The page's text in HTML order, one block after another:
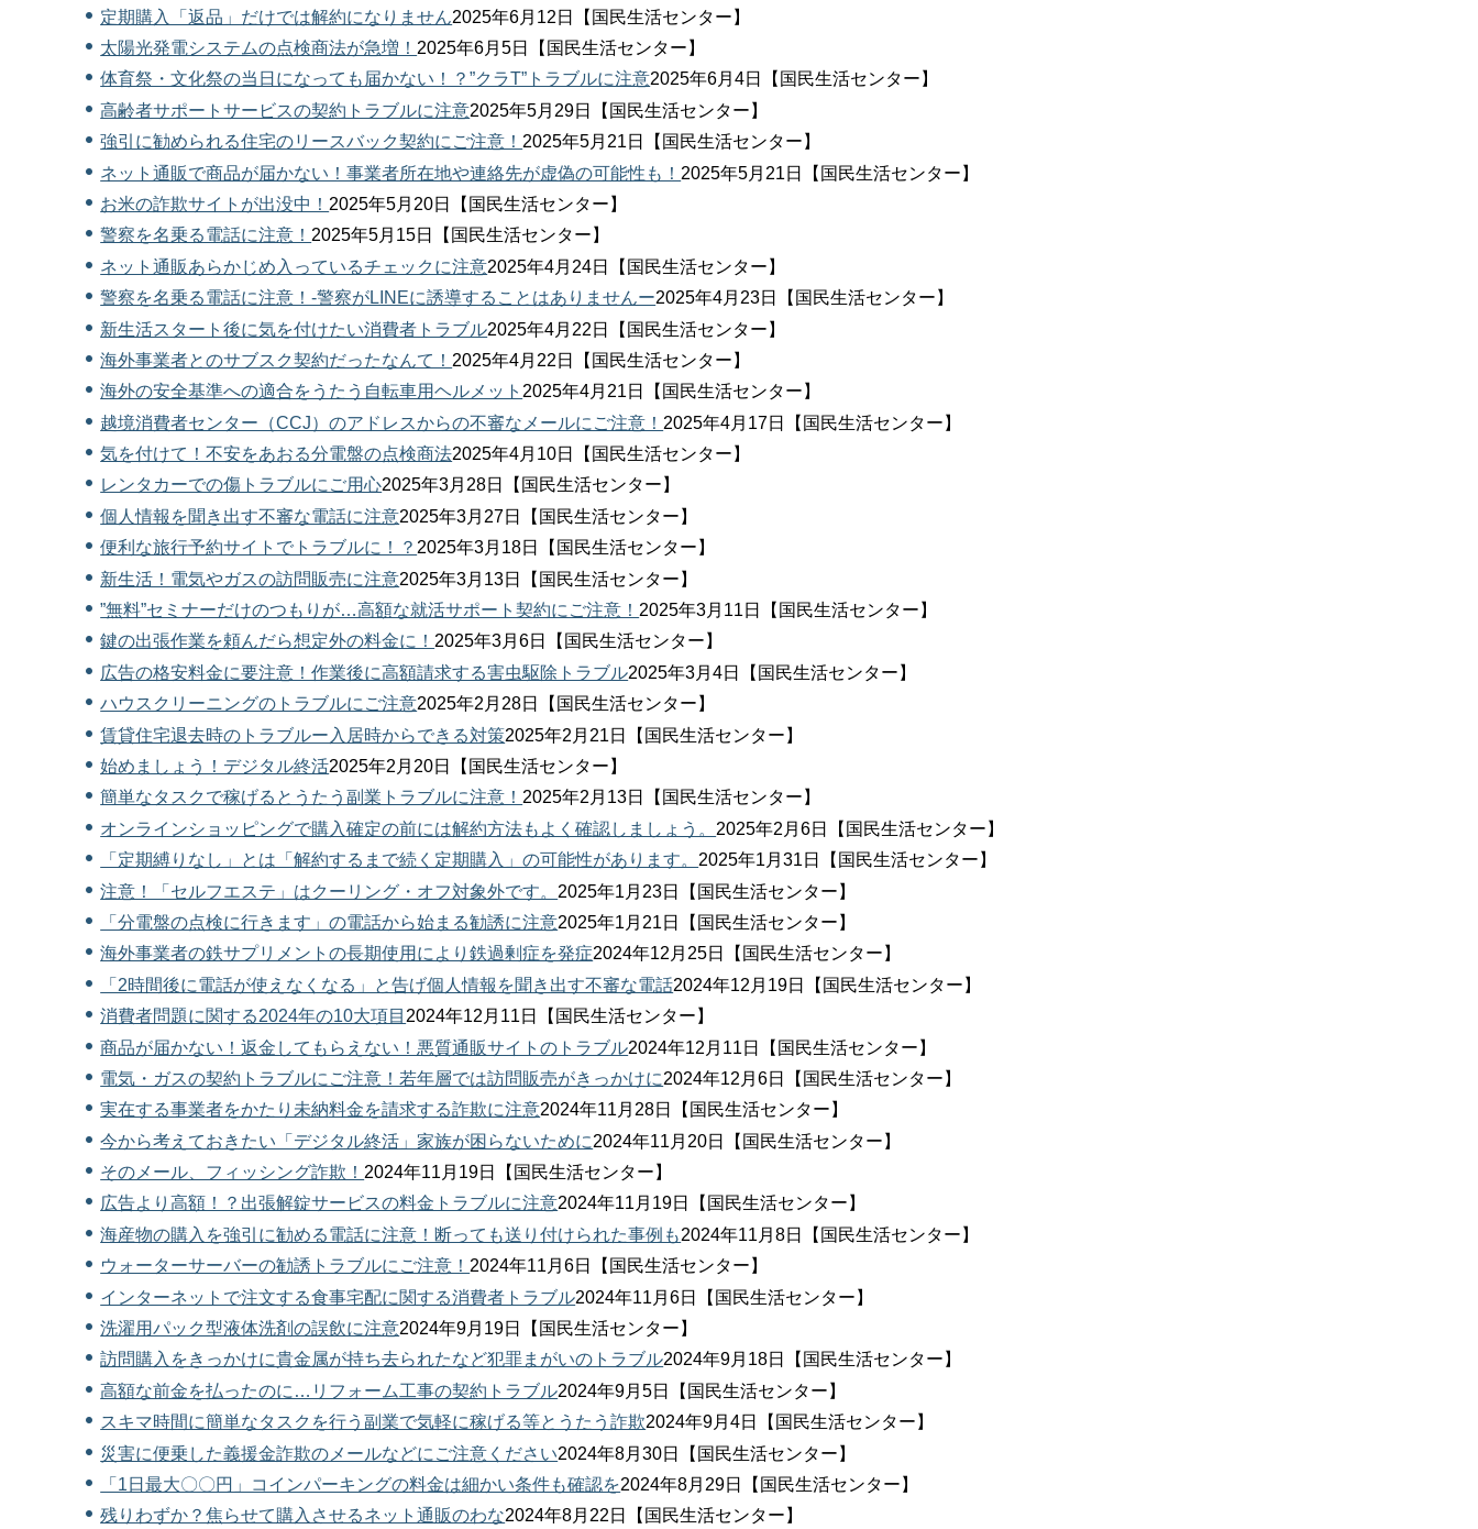
定期購入「返品」だけでは解約になりません2025年6月12日【国民生活センター】
太陽光発電システムの点検商法が急増！ 2025年6月5日【国民生活センター】
体育祭・文化祭の当日になっても届かない！？”クラT”トラブルに注意2025年6月4日【国民生活センター】
高齢者サポートサービスの契約トラブルに注意2025年5月29日【国民生活センター】
強引に勧められる住宅のリースバック契約にご注意！ 2025年5月21日【国民生活センター】
ネット通販で商品が届かない！事業者所在地や連絡先が虚偽の可能性も！ 2025年5月21日【国民生活センター】
お米の詐欺サイトが出没中！ 2025年5月20日【国民生活センター】
警察を名乗る電話に注意！ 2025年5月15日【国民生活センター】
ネット通販あらかじめ入っているチェックに注意2025年4月24日【国民生活センター】
警察を名乗る電話に注意！-警察がLINEに誘導することはありませんー2025年4月23日【国民生活センター】
新生活スタート後に気を付けたい消費者トラブル2025年4月22日【国民生活センター】
海外事業者とのサブスク契約だったなんて！ 2025年4月22日【国民生活センター】
海外の安全基準への適合をうたう自転車用ヘルメット 2025年4月21日【国民生活センター】
越境消費者センター（CCJ）のアドレスからの不審なメールにご注意！ 2025年4月17日【国民生活センター】
気を付けて！不安をあおる分電盤の点検商法2025年4月10日【国民生活センター】
レンタカーでの傷トラブルにご用心2025年3月28日【国民生活センター】
個人情報を聞き出す不審な電話に注意2025年3月27日【国民生活センター】
便利な旅行予約サイトでトラブルに！？ 2025年3月18日【国民生活センター】
新生活！電気やガスの訪問販売に注意2025年3月13日【国民生活センター】
”無料”セミナーだけのつもりが…高額な就活サポート契約にご注意！ 2025年3月11日【国民生活センター】
鍵の出張作業を頼んだら想定外の料金に！2025年3月6日【国民生活センター】
広告の格安料金に要注意！作業後に高額請求する害虫駆除トラブル2025年3月4日【国民生活センター】
ハウスクリーニングのトラブルにご注意2025年2月28日【国民生活センター】
賃貸住宅退去時のトラブルー入居時からできる対策2025年2月21日【国民生活センター】
始めましょう！デジタル終活2025年2月20日【国民生活センター】
簡単なタスクで稼げるとうたう副業トラブルに注意！ 2025年2月13日【国民生活センター】
オンラインショッピングで購入確定の前には解約方法もよく確認しましょう。 2025年2月6日【国民生活センター】
「定期縛りなし」とは「解約するまで続く定期購入」の可能性があります。 2025年1月31日【国民生活センター】
注意！「セルフエステ」はクーリング・オフ対象外です。 2025年1月23日【国民生活センター】
「分電盤の点検に行きます」の電話から始まる勧誘に注意2025年1月21日【国民生活センター】
海外事業者の鉄サプリメントの長期使用により鉄過剰症を発症2024年12月25日【国民生活センター】
「2時間後に電話が使えなくなる」と告げ個人情報を聞き出す不審な電話2024年12月19日【国民生活センター】
消費者問題に関する2024年の10大項目 2024年12月11日【国民生活センター】
商品が届かない！返金してもらえない！悪質通販サイトのトラブル2024年12月11日【国民生活センター】
電気・ガスの契約トラブルにご注意！若年層では訪問販売がきっかけに2024年12月6日【国民生活センター】
実在する事業者をかたり未納料金を請求する詐欺に注意2024年11月28日【国民生活センター】
今から考えておきたい「デジタル終活」家族が困らないために2024年11月20日【国民生活センター】
そのメール、フィッシング詐欺！ 2024年11月19日【国民生活センター】
広告より高額！？出張解錠サービスの料金トラブルに注意2024年11月19日【国民生活センター】
海産物の購入を強引に勧める電話に注意！断っても送り付けられた事例も2024年11月8日【国民生活センター】
ウォーターサーバーの勧誘トラブルにご注意！ 2024年11月6日【国民生活センター】
インターネットで注文する食事宅配に関する消費者トラブル2024年11月6日【国民生活センター】
洗濯用パック型液体洗剤の誤飲に注意2024年9月19日【国民生活センター】
訪問購入をきっかけに貴金属が持ち去られたなど犯罪まがいのトラブル2024年9月18日【国民生活センター】
高額な前金を払ったのに…リフォーム工事の契約トラブル2024年9月5日【国民生活センター】
スキマ時間に簡単なタスクを行う副業で気軽に稼げる等とうたう詐欺2024年9月4日【国民生活センター】
災害に便乗した義援金詐欺のメールなどにご注意ください2024年8月30日【国民生活センター】
「1日最大〇〇円」コインパーキングの料金は細かい条件も確認を2024年8月29日【国民生活センター】
残りわずか？焦らせて購入させるネット通販のわな2024年8月22日【国民生活センター】